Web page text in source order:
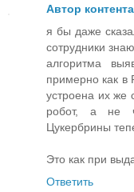
Автор контента
я бы даже
сотрудники
алгоритма
примерно как в
устроена их же
робот, а не
Цукербрины
Это как при
Ответить